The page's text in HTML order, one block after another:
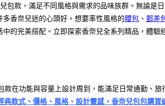
包款，滿足不同風格與需求的品味族群。無論是
多香奈兒迷的心頭好。想要率性風格的腰包 、 郵差
中的完美搭配。立即探索香奈兒全系列精品，體驗
在功能與容量上設計周到，能滿足日常通勤、
典款式、價格、風格、設計靈感，香奈兒包包購買